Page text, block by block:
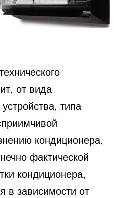
от вида
типа
кондиционера,
фактической
кондиционера,
в зависимости от